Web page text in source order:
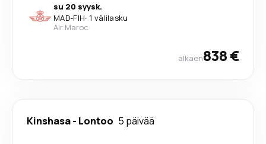
su 20 syysk.
MAD-FIH· 1 välilasku
Air Maroc
alkaen838 €
Kinshasa- Lontoo 5 päivää